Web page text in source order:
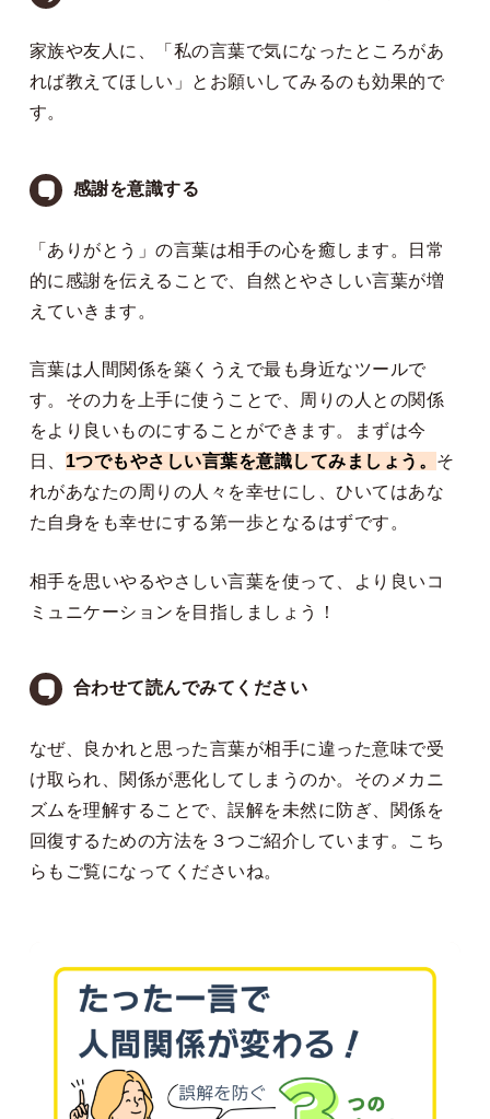
家族や友人に、「私の言葉で気になったところがあ
れば教えてほしい」とお願いしてみるのも効果的で
す。
感謝を意識する
「ありがとう」の言葉は相手の心を癒します。日常
的に感謝を伝えることで、自然とやさしい言葉が増
えていきます。
言葉は人間関係を築くうえで最も身近なツールで
す。その力を上手に使うことで、周りの人との関係
をより良いものにすることができます。まずは今
日、 1つでもやさしい言葉を意識してみましょう。 そ
れがあなたの周りの人々を幸せにし、ひいてはあな
た自身をも幸せにする第一歩となるはずです。
相手を思いやるやさしい言葉を使って、より良いコ
ミュニケーションを目指しましょう！
合わせて読んでみてください
なぜ、良かれと思った言葉が相手に違った意味で受
け取られ、関係が悪化してしまうのか。そのメカニ
ズムを理解することで、誤解を未然に防ぎ、関係を
回復するための方法を３つご紹介しています。 こち
らも ご覧になってくださいね。